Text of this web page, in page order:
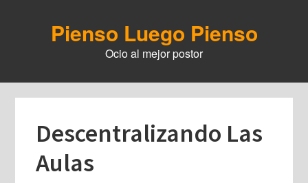
Pienso Luego Pienso
Ocio al mejor postor
Descentralizando Las
Aulas